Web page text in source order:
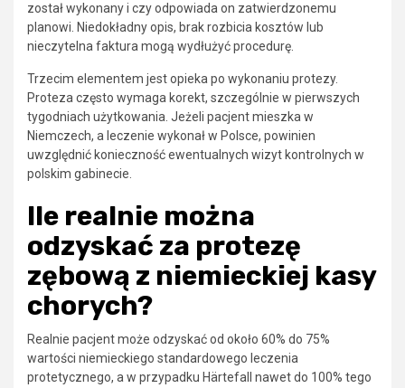
został wykonany i czy odpowiada on zatwierdzonemu
planowi. Niedokładny opis, brak rozbicia kosztów lub
nieczytelna faktura mogą wydłużyć procedurę.
Trzecim elementem jest opieka po wykonaniu protezy.
Proteza często wymaga korekt, szczególnie w pierwszych
tygodniach użytkowania. Jeżeli pacjent mieszka w
Niemczech, a leczenie wykonał w Polsce, powinien
uwzględnić konieczność ewentualnych wizyt kontrolnych w
polskim gabinecie.
Ile realnie można
odzyskać za protezę
zębową z niemieckiej kasy
chorych?
Realnie pacjent może odzyskać od około 60% do 75%
wartości niemieckiego standardowego leczenia
protetycznego, a w przypadku Härtefall nawet do 100% tego